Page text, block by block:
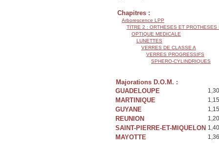
Chapitres :
Arborescence LPP
TITRE 2 : ORTHESES ET PROTHESES
OPTIQUE MEDICALE
LUNETTES
VERRES DE CLASSE A
VERRES PROGRESSIFS
SPHERO-CYLINDRIQUES
Majorations D.O.M. :
GUADELOUPE
MARTINIQUE
GUYANE
REUNION
SAINT-PIERRE-ET-MIQUELON
MAYOTTE